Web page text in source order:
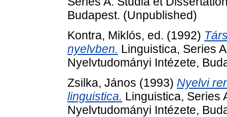
Budapest. (Unpublished)
Kontra, Miklós, ed. (1992)
nyelvben. Linguistica, Series
Nyelvtudományi Intézete,
Zsilka, János (1993) Nyelvi
linguistica. Linguistica, Series
Nyelvtudományi Intézete,